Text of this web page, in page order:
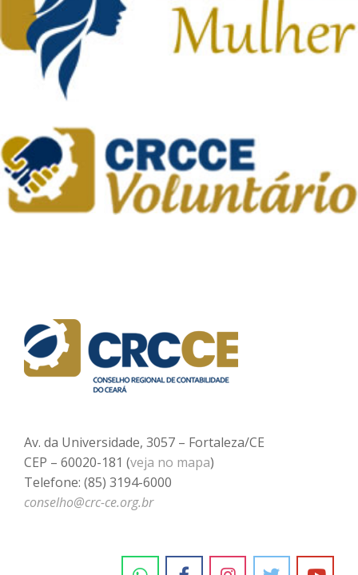
Av. da Universidade, 3057 – Fortaleza/CE
CEP – 60020-181 (veja no mapa)
Telefone: (85) 3194-6000
conselho@crc-ce.org.br